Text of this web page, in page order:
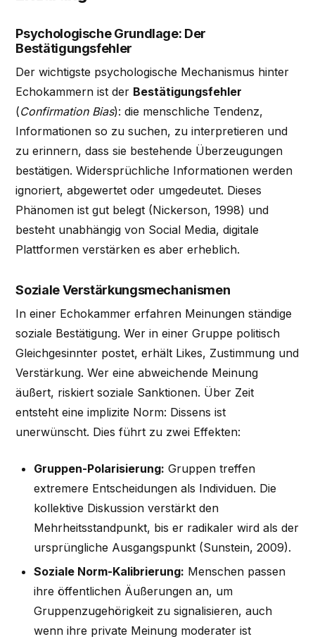
Psychologische Grundlage: Der
Bestätigungsfehler
Der wichtigste psychologische Mechanismus hinter
Echokammern ist der Bestätigungsfehler
(Confirmation Bias): die menschliche Tendenz,
Informationen so zu suchen, zu interpretieren und
zu erinnern, dass sie bestehende Überzeugungen
bestätigen. Widersprüchliche Informationen werden
ignoriert, abgewertet oder umgedeutet. Dieses
Phänomen ist gut belegt (Nickerson, 1998) und
besteht unabhängig von Social Media, digitale
Plattformen verstärken es aber erheblich.
Soziale Verstärkungsmechanismen
In einer Echokammer erfahren Meinungen ständige
soziale Bestätigung. Wer in einer Gruppe politisch
Gleichgesinnter postet, erhält Likes, Zustimmung und
Verstärkung. Wer eine abweichende Meinung
äußert, riskiert soziale Sanktionen. Über Zeit
entsteht eine implizite Norm: Dissens ist
unerwünscht. Dies führt zu zwei Effekten:
Gruppen-Polarisierung: Gruppen treffen
extremere Entscheidungen als Individuen. Die
kollektive Diskussion verstärkt den
Mehrheitsstandpunkt, bis er radikaler wird als der
ursprüngliche Ausgangspunkt (Sunstein, 2009).
Soziale Norm-Kalibrierung: Menschen passen
ihre öffentlichen Äußerungen an, um
Gruppenzugehörigkeit zu signalisieren, auch
wenn ihre private Meinung moderater ist